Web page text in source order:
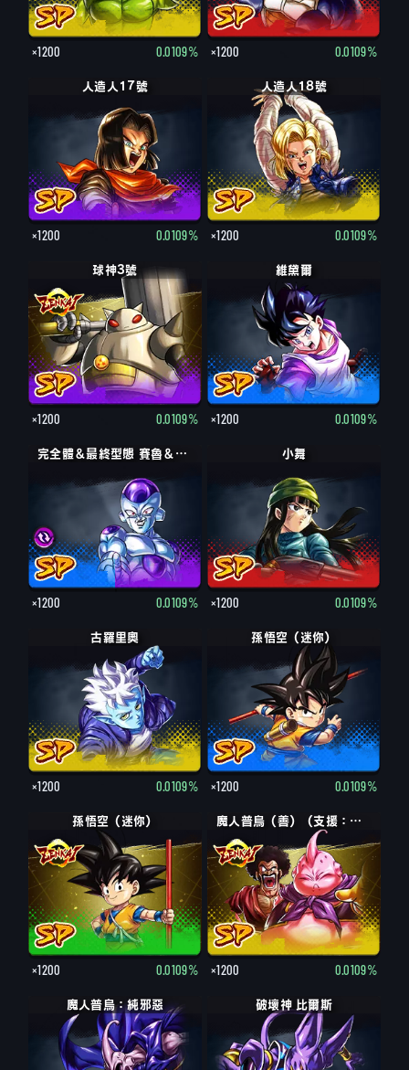
×1200 0.0109% ×1200 0.0109%
人造人17號
×1200 0.0109%
人造人18號
×1200 0.0109%
球神3號
×1200 0.0109%
維黛爾
×1200 0.0109%
完全體＆最終型態 賽魯＆弗力札
完全體＆最終型態 賽魯＆弗力札
×1200 0.0109%
小舞
×1200 0.0109%
古羅里奧
×1200 0.0109%
孫悟空（迷你）
×1200 0.0109%
孫悟空（迷你）
×1200 0.0109%
魔人普烏（善）（支援：撒旦先生）
×1200 0.0109%
魔人普烏：純邪惡 破壞神 比爾斯